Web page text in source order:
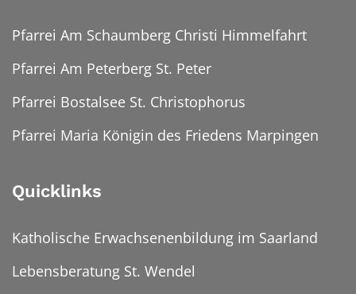
Pfarrei Am Schaumberg Christi Himmelfahrt
Pfarrei Am Peterberg St. Peter
Pfarrei Bostalsee St. Christophorus
Pfarrei Maria Königin des Friedens Marpingen
Quicklinks
Katholische Erwachsenenbildung im Saarland
Lebensberatung St. Wendel